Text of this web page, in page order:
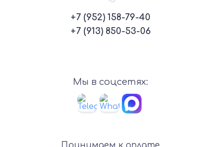
+7 (952) 158-79-40
+7 (913) 850-53-06
Мы в соцсетях: